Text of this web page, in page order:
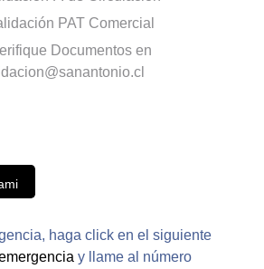
PAT Comercial
Documentos en
haga click en el siguiente
y llame al número